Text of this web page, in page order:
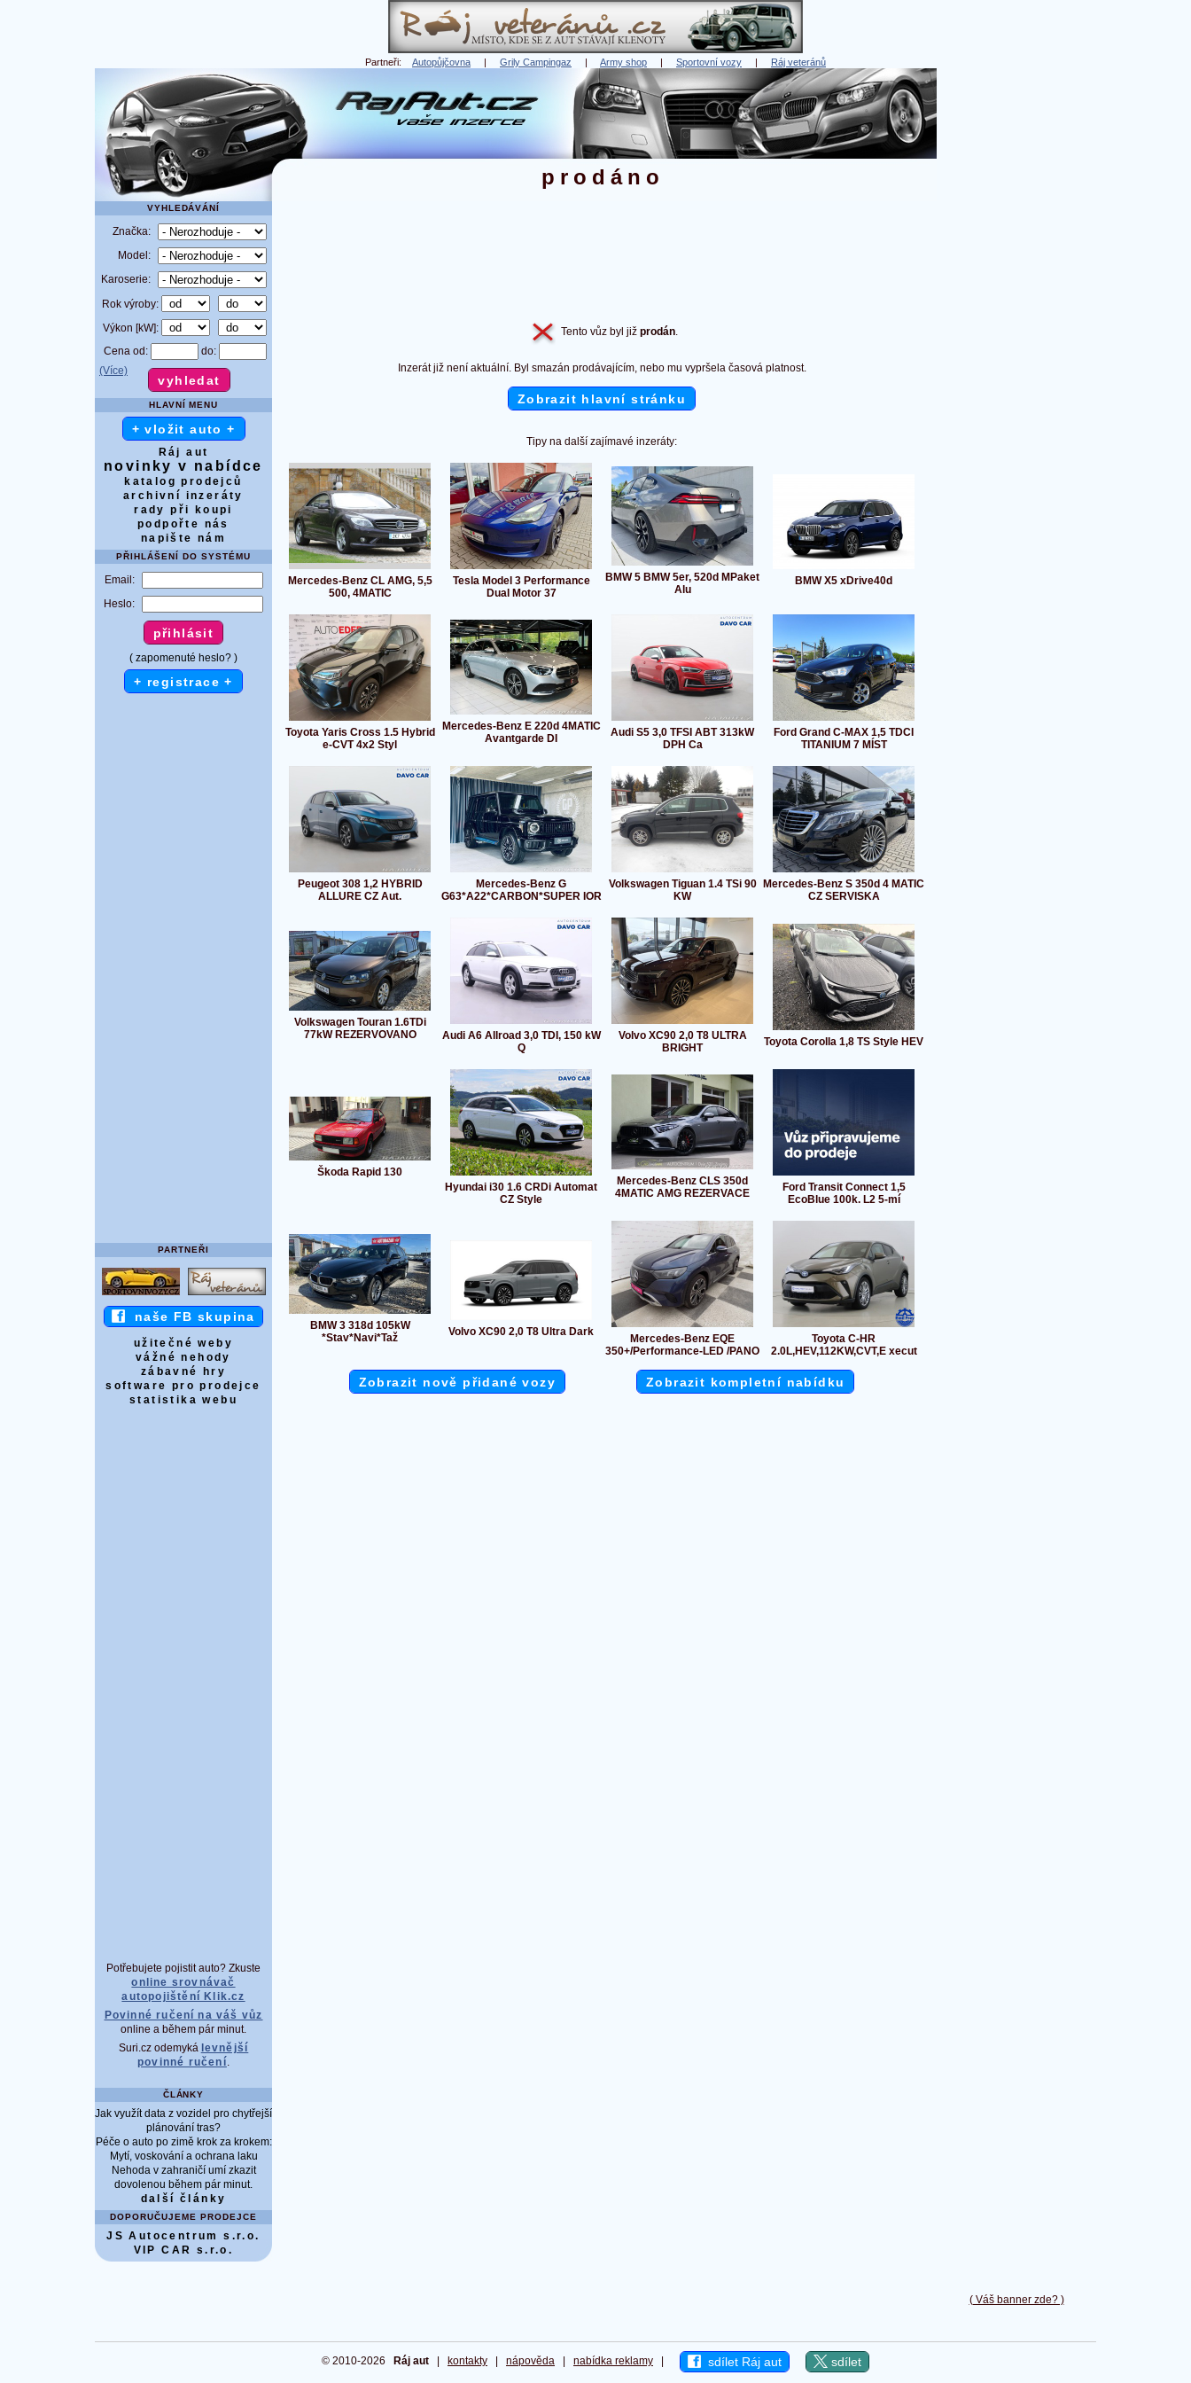
Partneři: Autopůjčovna | Grily Campingaz | Army shop | Sportovní vozy | Ráj veteránů
( Váš banner zde? )
prodáno
VYHLEDÁVÁNÍ
Značka:
Model:
Karoserie:
Rok výroby:
Výkon [kW]:
Cena od:
do:
(Více)
HLAVNÍ MENU
+ vložit auto +
Ráj aut
novinky v nabídce
katalog prodejců
archivní inzeráty
rady při koupi
podpořte nás
napište nám
PŘIHLÁŠENÍ DO SYSTÉMU
Email:
Heslo:
( zapomenuté heslo? )
+ registrace +
PARTNEŘI
naše FB skupina
užitečné weby
vážné nehody
zábavné hry
software pro prodejce
statistika webu
Potřebujete pojistit auto? Zkuste
online srovnávač
autopojištění Klik.cz
Povinné ručení na váš vůz
online a během pár minut.
Suri.cz odemyká levnější
povinné ručení.
ČLÁNKY
Jak využít data z vozidel pro chytřejší
plánování tras?
Péče o auto po zimě krok za krokem:
Mytí, voskování a ochrana laku
Nehoda v zahraničí umí zkazit
dovolenou během pár minut.
další články
DOPORUČUJEME PRODEJCE
JS Autocentrum s.r.o.
VIP CAR s.r.o.
Tento vůz byl již prodán.
Inzerát již není aktuální. Byl smazán prodávajícím, nebo mu vypršela časová platnost.
Zobrazit hlavní stránku
Tipy na další zajímavé inzeráty:
Mercedes-Benz CL AMG, 5,5
500, 4MATIC
Tesla Model 3 Performance
Dual Motor 37
BMW 5 BMW 5er, 520d MPaket
Alu
BMW X5 xDrive40d
Toyota Yaris Cross 1.5 Hybrid
e-CVT 4x2 Styl
Mercedes-Benz E 220d 4MATIC
Avantgarde DI
Audi S5 3,0 TFSI ABT 313kW
DPH Ca
Ford Grand C-MAX 1,5 TDCI
TITANIUM 7 MÍST
Peugeot 308 1,2 HYBRID
ALLURE CZ Aut.
Mercedes-Benz G
G63*A22*CARBON*SUPER IOR
Volkswagen Tiguan 1.4 TSi 90
KW
Mercedes-Benz S 350d 4 MATIC
CZ SERVISKA
Volkswagen Touran 1.6TDi
77kW REZERVOVANO
Audi A6 Allroad 3,0 TDI, 150 kW
Q
Volvo XC90 2,0 T8 ULTRA
BRIGHT
Toyota Corolla 1,8 TS Style HEV
Škoda Rapid 130
Hyundai i30 1.6 CRDi Automat
CZ Style
Mercedes-Benz CLS 350d
4MATIC AMG REZERVACE
Ford Transit Connect 1,5
EcoBlue 100k. L2 5-mí
BMW 3 318d 105kW
*Stav*Navi*Taž
Volvo XC90 2,0 T8 Ultra Dark
Mercedes-Benz EQE
350+/Performance-LED /PANO
Toyota C-HR
2.0L,HEV,112KW,CVT,E xecut
Zobrazit nově přidané vozy Zobrazit kompletní nabídku
© 2010-2026 Ráj aut kontakty nápověda nabídka reklamy sdílet Ráj aut sdílet